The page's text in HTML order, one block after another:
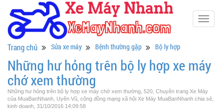
Trang chủ Sửa xe máy Bệnh thường gặp Bộ ly hợp
Những hư hỏng trên bộ ly hợp xe máy
chớ xem thường
Những hư hỏng trên bộ ly hợp xe máy chớ xem thường, 520, Chuyên trang Xe Máy
của MuaBanNhanh, Uyên Vũ, cộng đồng mạng xã hội Xe Máy MuaBanNhanh chia sẻ,
kinh doanh, 31/10/2016 14:09:58